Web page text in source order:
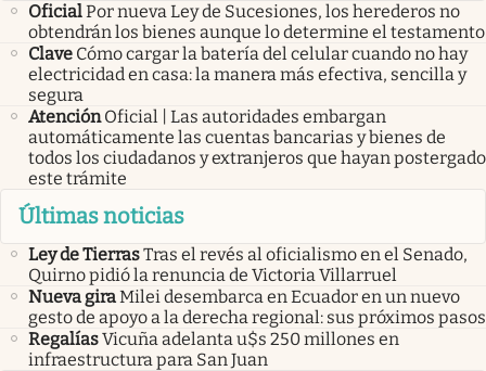
OficialPor nueva Ley de Sucesiones, los herederos no
obtendrán los bienes aunque lo determine el testamento
Clave Cómo cargar la batería del celular cuando no hay
electricidad en casa: la manera más efectiva, sencilla y
segura
Atención Oficial | Las autoridades embargan
automáticamente las cuentas bancarias y bienes de
todos los ciudadanos y extranjeros que hayan postergado
este trámite
Últimas noticias
Ley de TierrasTras el revés al oficialismo en el Senado,
Quirno pidió la renuncia de Victoria Villarruel
Nueva giraMilei desembarca en Ecuador en un nuevo
gesto de apoyo a la derecha regional: sus próximos pasos
RegalíasVicuña adelanta u$s 250 millones en
infraestructura para San Juan